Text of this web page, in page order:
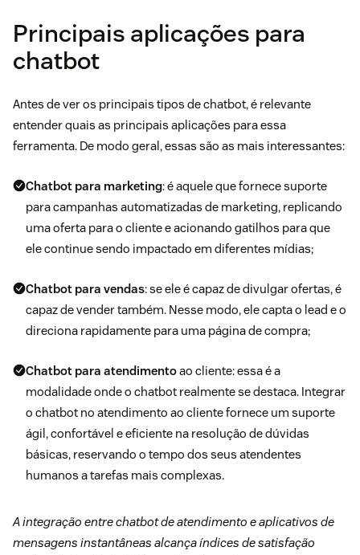
Principais aplicações para
chatbot
Antes de ver os principais tipos de chatbot, é relevante
entender quais as principais aplicações para essa
ferramenta. De modo geral, essas são as mais interessantes:
Chatbot para marketing: é aquele que fornece suporte
para campanhas automatizadas de marketing, replicando
uma oferta para o cliente e acionando gatilhos para que
ele continue sendo impactado em diferentes mídias;
Chatbot para vendas: se ele é capaz de divulgar ofertas, é
capaz de vender também. Nesse modo, ele capta o lead e o
direciona rapidamente para uma página de compra;
Chatbot para atendimentoao cliente: essa é a
modalidade onde o chatbot realmente se destaca. Integrar
o chatbot no atendimento ao cliente fornece um suporte
ágil, confortável e eficiente na resolução de dúvidas
básicas, reservando o tempo dos seus atendentes
humanos a tarefas mais complexas.
A integração entre chatbot de atendimento e aplicativos de
mensagens instantâneas alcança índices de satisfação